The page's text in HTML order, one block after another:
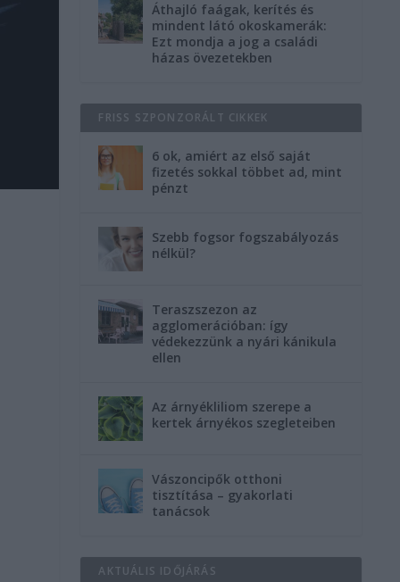
Áthajló faágak, kerítés és
mindent látó okoskamerák:
Ezt mondja a jog a családi
házas övezetekben
FRISS SZPONZORÁLT CIKKEK
6 ok, amiért az első saját
fizetés sokkal többet ad, mint
pénzt
Szebb fogsor fogszabályozás
nélkül?
Teraszszezon az
agglomerációban: így
védekezzünk a nyári kánikula
ellen
Az árnyékliliom szerepe a
kertek árnyékos szegleteiben
Vászoncipők otthoni
tisztítása – gyakorlati
tanácsok
AKTUÁLIS IDŐJÁRÁS